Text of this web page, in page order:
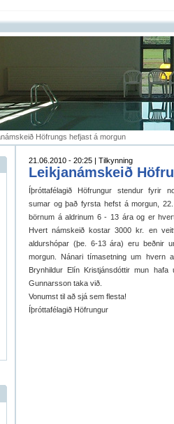
Höfrungs hefjast á morgun
21.06.2010 - 20:25 | Tilkynning
Leikjanámskeið
Íþróttafélagið Höfrungur stendur fyrir
sumar og það fyrsta hefst á morgun,
börnum á aldrinum 6 - 13 ára og er
Hvert námskeið kostar 3000 kr. en
aldurshópar (þe. 6-13 ára) eru beðnir
morgun. Nánari tímasetning um hvern
Brynhildur Elín Kristjánsdóttir mun
Gunnarsson taka við.
Vonumst til að sjá sem flesta!
Íþróttafélagið Höfrungur